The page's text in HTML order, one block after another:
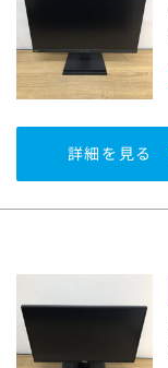
詳細を見る